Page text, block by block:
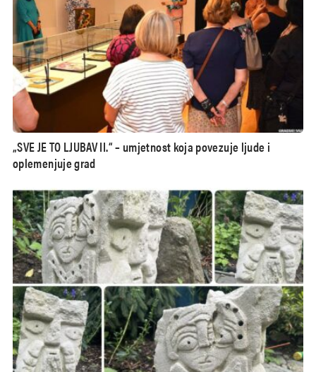
„SVE JE TO LJUBAV II.“ – umjetnost koja povezuje ljude i
oplemenjuje grad